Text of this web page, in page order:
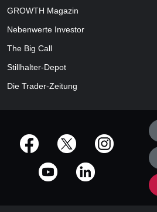
GROWTH Magazin
Nebenwerte Investor
The Big Call
Stillhalter-Depot
Die Trader-Zeitung
offizielle Social Media-Accounts